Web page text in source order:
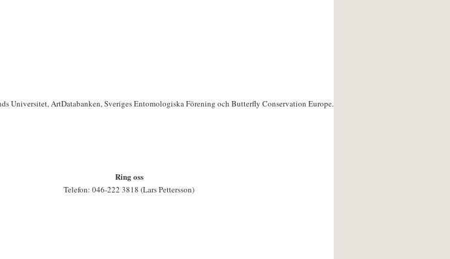
Universitet, ArtDatabanken, Sveriges Entomologiska Förening och Butterfly Conservation Europe.
Ring oss
Telefon: 046-222 3818 (Lars Pettersson)